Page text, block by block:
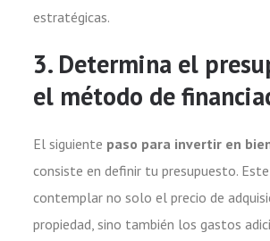
estratégicas.
3. Determina el
el método de
El siguiente paso para invertir en
consiste en definir tu presupuesto.
contemplar no solo el precio de
propiedad, sino también los gastos